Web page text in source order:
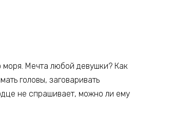
Мечта любой девушки? Как
головы, заговаривать
не спрашивает, можно ли ему